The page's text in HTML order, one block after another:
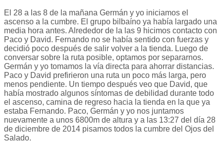
El 28 a las 8 de la mañana Germán y yo iniciamos el
ascenso a la cumbre. El grupo bilbaíno ya había largado una
media hora antes. Alrededor de la las 9 hicimos contacto con
Paco y David. Fernando no se había sentido con fuerzas y
decidió poco después de salir volver a la tienda. Luego de
conversar sobre la ruta posible, optamos por separarnos.
Germán y yo tomamos la vía directa para ahorrar distancias.
Paco y David prefirieron una ruta un poco más larga, pero
menos pendiente. Un tiempo después veo que David, que
había mostrado algunos síntomas de debilidad durante todo
el ascenso, camina de regreso hacia la tienda en la que ya
estaba Fernando. Paco, Germán y yo nos juntamos
nuevamente a unos 6800m de altura y a las 13:27 del día 28
de diciembre de 2014 pisamos todos la cumbre del Ojos del
Salado.